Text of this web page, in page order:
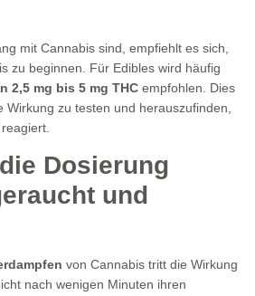
mit Cannabis sind, empfiehlt es sich,
zu beginnen. Für Edibles wird häufig
2,5 mg bis 5 mg THC empfohlen. Dies
zu testen und herauszufinden,
Dosierung
und
von Cannabis tritt die Wirkung
nach wenigen Minuten ihren